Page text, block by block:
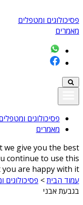
פסיכולוגים ומטפלים
מאמרים
פסיכולוגים
מאמרים
we give you the best
continue to use this
are happy with it
עמוד הבית> פסיכולוגים
בגבעת אבני